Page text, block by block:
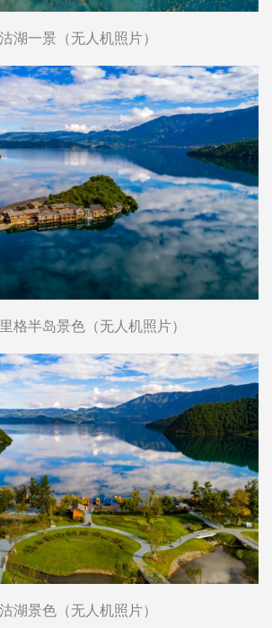
湖一景（无人机照片）
格半岛景色（无人机照片）
湖景色（无人机照片）